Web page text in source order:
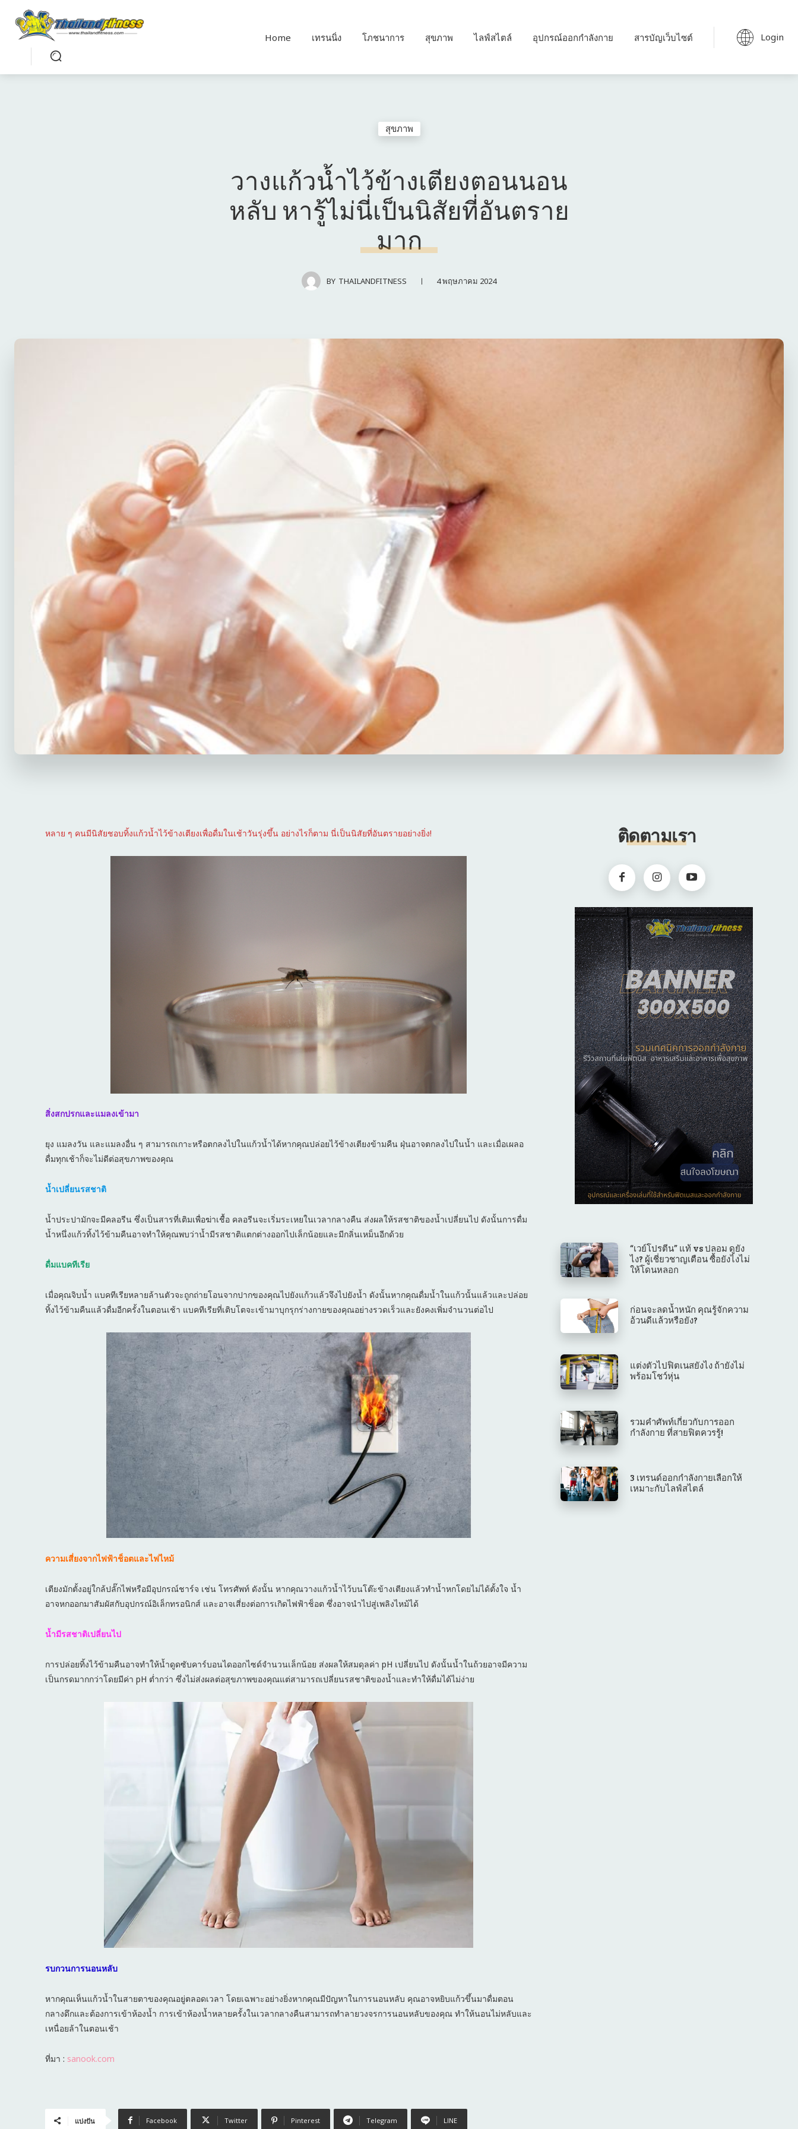
Home เทรนนิ่ง โภชนาการ สุขภาพ ไลฟ์สไตล์ อุปกรณ์ออกกำลังกาย สารบัญเว็บไซต์ Login
สุขภาพ
วางแก้วน้ำไว้ข้างเตียงตอนนอน
หลับ หารู้ไม่นี่เป็นนิสัยที่อันตราย
มาก
BY THAILANDFITNESS 4 พฤษภาคม 2024
หลาย ๆ คนมีนิสัยชอบทิ้งแก้วน้ำไว้ข้างเตียงเพื่อดื่มในเช้าวันรุ่งขึ้น อย่างไรก็ตาม นี่เป็นนิสัยที่อันตรายอย่างยิ่ง!
สิ่งสกปรกและแมลงเข้ามา
ยุง แมลงวัน และแมลงอื่น ๆ สามารถเกาะหรือตกลงไปในแก้วน้ำได้หากคุณปล่อยไว้ข้างเตียงข้ามคืน ฝุ่นอาจตกลงไปในน้ำ และเมื่อเผลอ
ดื่มทุกเช้าก็จะไม่ดีต่อสุขภาพของคุณ
น้ำเปลี่ยนรสชาติ
น้ำประปามักจะมีคลอรีน ซึ่งเป็นสารที่เติมเพื่อฆ่าเชื้อ คลอรีนจะเริ่มระเหยในเวลากลางคืน ส่งผลให้รสชาติของน้ำเปลี่ยนไป ดังนั้นการดื่ม
น้ำหนึ่งแก้วทิ้งไว้ข้ามคืนอาจทำให้คุณพบว่าน้ำมีรสชาติแตกต่างออกไปเล็กน้อยและมีกลิ่นเหม็นอีกด้วย
ดื่มแบคทีเรีย
เมื่อคุณจิบน้ำ แบคทีเรียหลายล้านตัวจะถูกถ่ายโอนจากปากของคุณไปยังแก้วแล้วจึงไปยังน้ำ ดังนั้นหากคุณดื่มน้ำในแก้วนั้นแล้วและปล่อย
ทิ้งไว้ข้ามคืนแล้วดื่มอีกครั้งในตอนเช้า แบคทีเรียที่เติบโตจะเข้ามาบุกรุกร่างกายของคุณอย่างรวดเร็วและยังคงเพิ่มจำนวนต่อไป
ความเสี่ยงจากไฟฟ้าช็อตและไฟไหม้
เตียงมักตั้งอยู่ใกล้ปลั๊กไฟหรือมีอุปกรณ์ชาร์จ เช่น โทรศัพท์ ดังนั้น หากคุณวางแก้วน้ำไว้บนโต๊ะข้างเตียงแล้วทำน้ำหกโดยไม่ได้ตั้งใจ น้ำ
อาจหกออกมาสัมผัสกับอุปกรณ์อิเล็กทรอนิกส์ และอาจเสี่ยงต่อการเกิดไฟฟ้าช็อต ซึ่งอาจนำไปสู่เพลิงไหม้ได้
น้ำมีรสชาติเปลี่ยนไป
การปล่อยทิ้งไว้ข้ามคืนอาจทำให้น้ำดูดซับคาร์บอนไดออกไซด์จำนวนเล็กน้อย ส่งผลให้สมดุลค่า pH เปลี่ยนไป ดังนั้นน้ำในถ้วยอาจมีความ
เป็นกรดมากกว่าโดยมีค่า pH ต่ำกว่า ซึ่งไม่ส่งผลต่อสุขภาพของคุณแต่สามารถเปลี่ยนรสชาติของน้ำและทำให้ดื่มได้ไม่ง่าย
รบกวนการนอนหลับ
หากคุณเห็นแก้วน้ำในสายตาของคุณอยู่ตลอดเวลา โดยเฉพาะอย่างยิ่งหากคุณมีปัญหาในการนอนหลับ คุณอาจหยิบแก้วขึ้นมาดื่มตอน
กลางดึกและต้องการเข้าห้องน้ำ การเข้าห้องน้ำหลายครั้งในเวลากลางคืนสามารถทำลายวงจรการนอนหลับของคุณ ทำให้นอนไม่หลับและ
เหนื่อยล้าในตอนเช้า
ที่มา : sanook.com
แบ่งปัน Facebook Twitter Pinterest Telegram LINE
ติดตามเรา
“เวย์โปรตีน” แท้ vs ปลอม ดูยัง
ไง? ผู้เชี่ยวชาญเตือน ซื้อยังไงไม่
ให้โดนหลอก
ก่อนจะลดน้ำหนัก คุณรู้จักความ
อ้วนดีแล้วหรือยัง?
แต่งตัวไปฟิตเนสยังไง ถ้ายังไม่
พร้อมโชว์หุ่น
รวมคำศัพท์เกี่ยวกับการออก
กำลังกาย ที่สายฟิตควรรู้!
3 เทรนด์ออกกำลังกายเลือกให้
เหมาะกับไลฟ์สไตล์